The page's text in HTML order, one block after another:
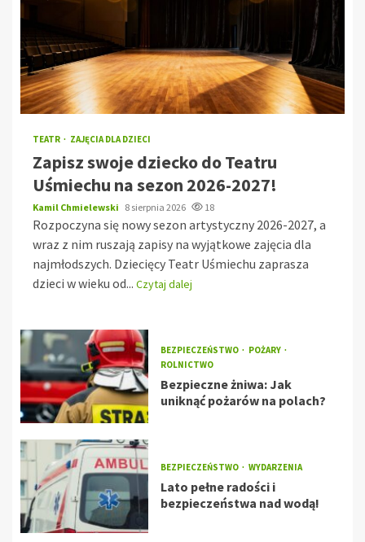
TEATR ZAJĘCIA DLA DZIECI
Zapisz swoje dziecko do Teatru
Uśmiechu na sezon 2026-2027!
Kamil Chmielewski 8 sierpnia 2026 18
Rozpoczyna się nowy sezon artystyczny 2026-2027, a
wraz z nim ruszają zapisy na wyjątkowe zajęcia dla
najmłodszych. Dziecięcy Teatr Uśmiechu zaprasza
dzieci w wieku od... Czytaj dalej
BEZPIECZEŃSTWO
POŻARY
ROLNICTWO
Bezpieczne żniwa: Jak
uniknąć pożarów na polach?
BEZPIECZEŃSTWO WYDARZENIA
Lato pełne radości i
bezpieczeństwa nad wodą!